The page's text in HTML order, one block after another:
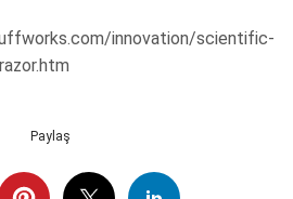
innovation/scientific-
Paylaş